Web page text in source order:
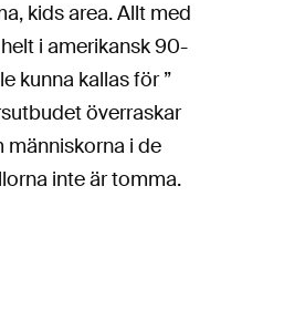
kids area. Allt med
i amerikansk 90-
kunna kallas för ”
överraskar
människorna i de
inte är tomma.